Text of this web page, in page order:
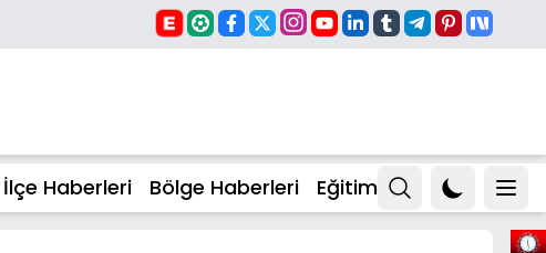
İlçe Haberleri Bölge Haberleri Eğitim